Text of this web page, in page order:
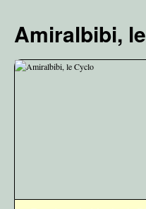
contenu
Amiralbibi,